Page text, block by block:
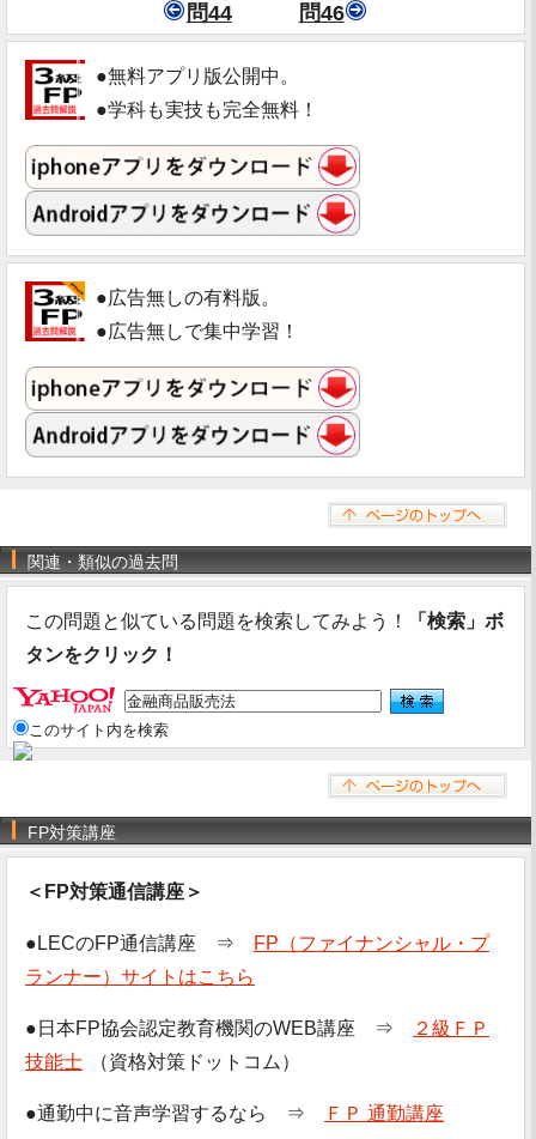
問44 問46
●無料アプリ版公開中。
●学科も実技も完全無料！
●広告無しの有料版。
●広告無しで集中学習！
関連・類似の過去問
この問題と似ている問題を検索してみよう！
「検索」ボ
タンをクリック！
このサイト内を検索
FP対策講座
＜FP対策通信講座＞
●LECのFP通信講座 ⇒
FP（ファイナンシャル・プ
ランナー）サイトはこちら
●日本FP協会認定教育機関のWEB講座 ⇒
２級ＦＰ
技能士
（資格対策ドットコム）
●通勤中に音声学習するなら ⇒ ＦＰ 通勤講座